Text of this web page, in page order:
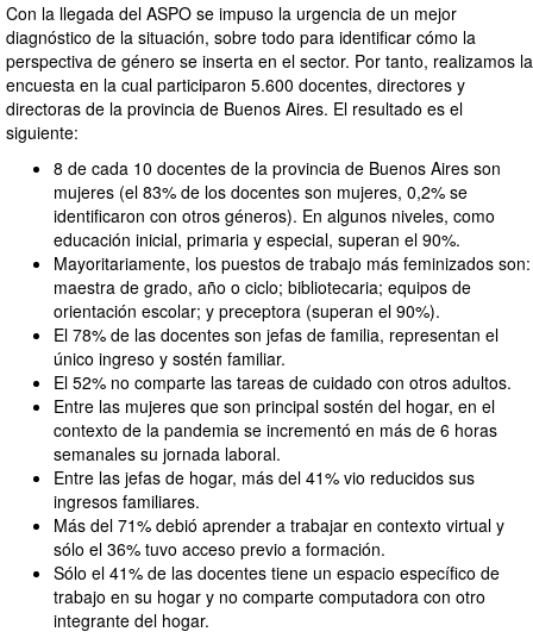
Con la llegada del ASPO se impuso la urgencia de un mejor
diagnóstico de la situación, sobre todo para identificar cómo la
perspectiva de género se inserta en el sector. Por tanto, realizamos la
encuesta en la cual participaron 5.600 docentes, directores y
directoras de la provincia de Buenos Aires. El resultado es el
siguiente:
8 de cada 10 docentes de la provincia de Buenos Aires son
mujeres (el 83% de los docentes son mujeres, 0,2% se
identificaron con otros géneros). En algunos niveles, como
educación inicial, primaria y especial, superan el 90%.
Mayoritariamente, los puestos de trabajo más feminizados son:
maestra de grado, año o ciclo; bibliotecaria; equipos de
orientación escolar; y preceptora (superan el 90%).
El 78% de las docentes son jefas de familia, representan el
único ingreso y sostén familiar.
El 52% no comparte las tareas de cuidado con otros adultos.
Entre las mujeres que son principal sostén del hogar, en el
contexto de la pandemia se incrementó en más de 6 horas
semanales su jornada laboral.
Entre las jefas de hogar, más del 41% vio reducidos sus
ingresos familiares.
Más del 71% debió aprender a trabajar en contexto virtual y
sólo el 36% tuvo acceso previo a formación.
Sólo el 41% de las docentes tiene un espacio específico de
trabajo en su hogar y no comparte computadora con otro
integrante del hogar.